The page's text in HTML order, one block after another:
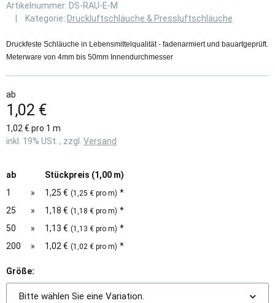
Artikelnummer: DS-RAU-E-M
Kategorie: Druckluftschläuche & Pressluftschläuche
Druckfeste Schläuche in Lebensmittelqualität - fadenarmiert und bauartgeprüft.
Meterware von 4mm bis 50mm Innendurchmesser
ab
1,02 €
1,02 € pro 1 m
inkl. 19% USt. , zzgl. Versand
ab
Stückpreis (1,00 m)
1
» 1,25 € (1,25 € pro m) *
25
» 1,18 € (1,18 € pro m) *
50
» 1,13 € (1,13 € pro m) *
200
» 1,02 € (1,02 € pro m) *
Größe:
Bitte wählen Sie eine Variation.